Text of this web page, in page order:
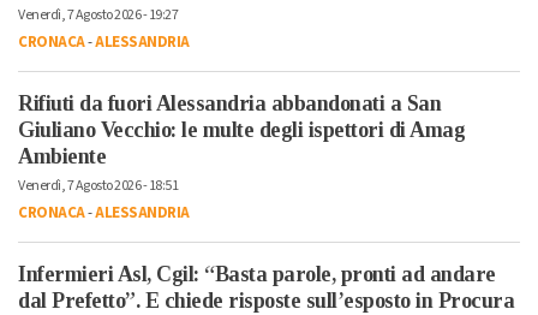
Venerdì, 7 Agosto 2026 - 19:27
CRONACA-ALESSANDRIA
Rifiuti da fuori Alessandria abbandonati a San
Giuliano Vecchio: le multe degli ispettori di Amag
Ambiente
Venerdì, 7 Agosto 2026 - 18:51
CRONACA-ALESSANDRIA
Infermieri Asl, Cgil: “Basta parole, pronti ad andare
dal Prefetto”. E chiede risposte sull’esposto in Procura